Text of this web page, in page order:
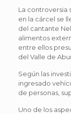
La controversia
en la cárcel se
del cantante
alimentos
entre ellos
del Valle de
Según las
ingresado
de personas,
Uno de los